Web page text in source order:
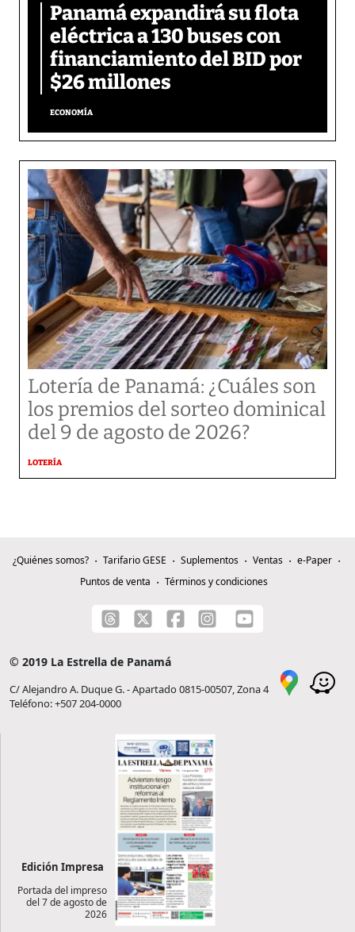
Panamá expandirá su flota
eléctrica a 130 buses con
financiamiento del BID por
$26 millones
ECONOMÍA
Lotería de Panamá: ¿Cuáles son
los premios del sorteo dominical
del 9 de agosto de 2026?
LOTERÍA
¿Quiénes somos? Tarifario GESE Suplementos Ventas
e-Paper
Puntos de venta
Términos y condiciones
© 2019 La Estrella de Panamá
C/ Alejandro A. Duque G. - Apartado 0815-00507, Zona 4
Teléfono: +507 204-0000
Edición Impresa
Portada del impreso
del 7 de agosto de
2026